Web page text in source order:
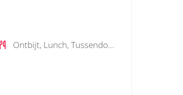
Ontbijt, Lunch, Tussendoortje , Bijgerecht, Dessert